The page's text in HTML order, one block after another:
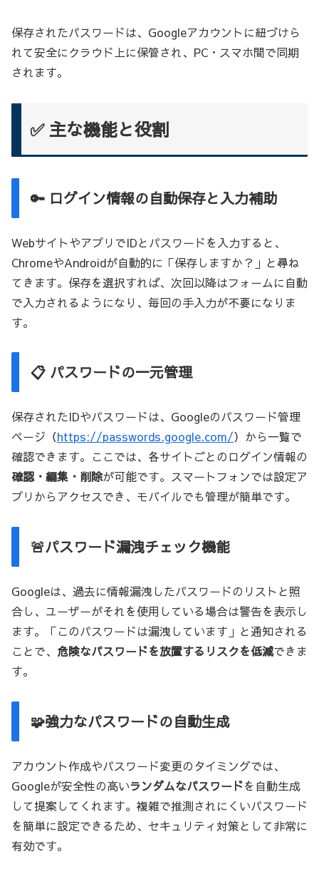
保存されたパスワードは、Googleアカウントに紐づけら
れて安全にクラウド上に保管され、PC・スマホ間で同期
されます。
✅ 主な機能と役割
🔑 ログイン情報の自動保存と入力補助
WebサイトやアプリでIDとパスワードを入力すると、
ChromeやAndroidが自動的に「保存しますか？」と尋ね
てきます。保存を選択すれば、次回以降はフォームに自動
で入力されるようになり、毎回の手入力が不要になりま
す。
📋 パスワードの一元管理
保存されたIDやパスワードは、Googleのパスワード管理
ページ（https://passwords.google.com/）から一覧で
確認できます。ここでは、各サイトごとのログイン情報の
確認・編集・削除が可能です。スマートフォンでは設定ア
プリからアクセスでき、モバイルでも管理が簡単です。
🚨パスワード漏洩チェック機能
Googleは、過去に情報漏洩したパスワードのリストと照
合し、ユーザーがそれを使用している場合は警告を表示し
ます。「このパスワードは漏洩しています」と通知される
ことで、 危険なパスワードを放置するリスクを低減できま
す。
🧩強力なパスワードの自動生成
アカウント作成やパスワード変更のタイミングでは、
Googleが安全性の高いランダムなパスワードを自動生成
して提案してくれます。複雑で推測されにくいパスワード
を簡単に設定できるため、セキュリティ対策として非常に
有効です。